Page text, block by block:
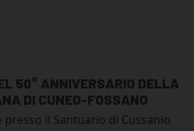
50° ANNIVERSARIO DELLA
DI CUNEO-FOSSANO
il Santuario di Cussanio